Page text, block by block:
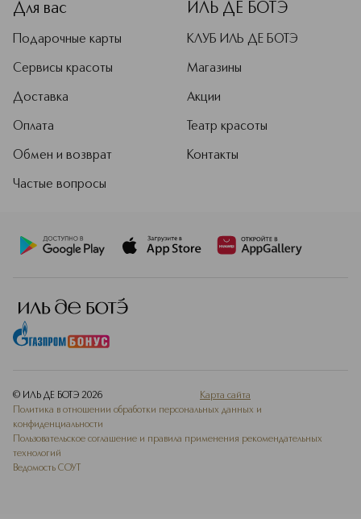
Для вас
Подарочные карты
Сервисы красоты
Доставка
Оплата
Обмен и возврат
Частые вопросы
ИЛЬ ДЕ БОТЭ
КЛУБ ИЛЬ ДЕ БОТЭ
Магазины
Акции
Театр красоты
Контакты
© ИЛЬ ДЕ БОТЭ 2026
Карта сайта
Политика в отношении обработки персональных данных и
конфиденциальности
Пользовательское соглашение и правила применения рекомендательных
технологий
Ведомость СОУТ